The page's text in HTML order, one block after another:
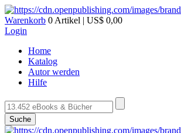
Warenkorb 0 Artikel | US$ 0,00
Login
Home
Katalog
Autor werden
Hilfe
Suche